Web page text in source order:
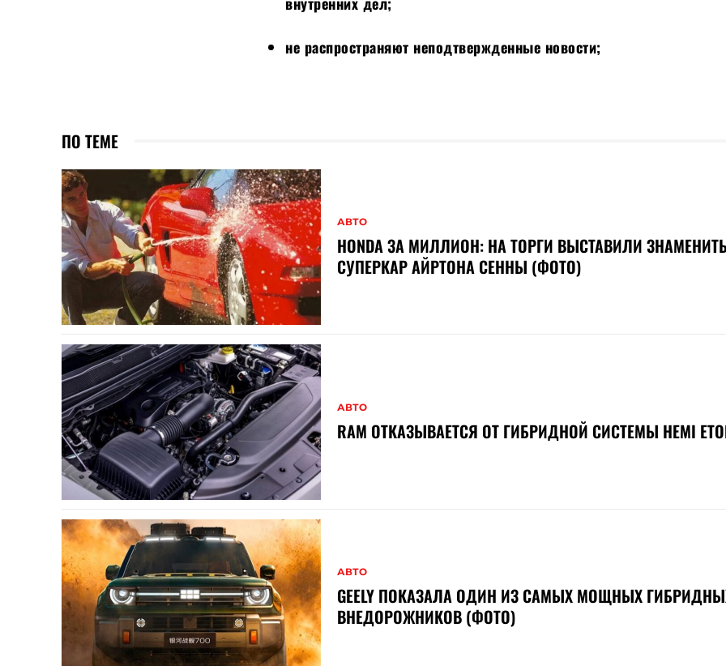
не распространяют неподтвержденные новости;
ПО ТЕМЕ
АВТО
HONDA ЗА МИЛЛИОН: НА ТОРГИ ВЫСТАВИЛИ
СУПЕРКАР АЙРТОНА СЕННЫ (ФОТО)
АВТО
RAM ОТКАЗЫВАЕТСЯ ОТ ГИБРИДНОЙ СИСТЕМЫ HEMI
АВТО
GEELY ПОКАЗАЛА ОДИН ИЗ САМЫХ МОЩНЫХ
ВНЕДОРОЖНИКОВ (ФОТО)